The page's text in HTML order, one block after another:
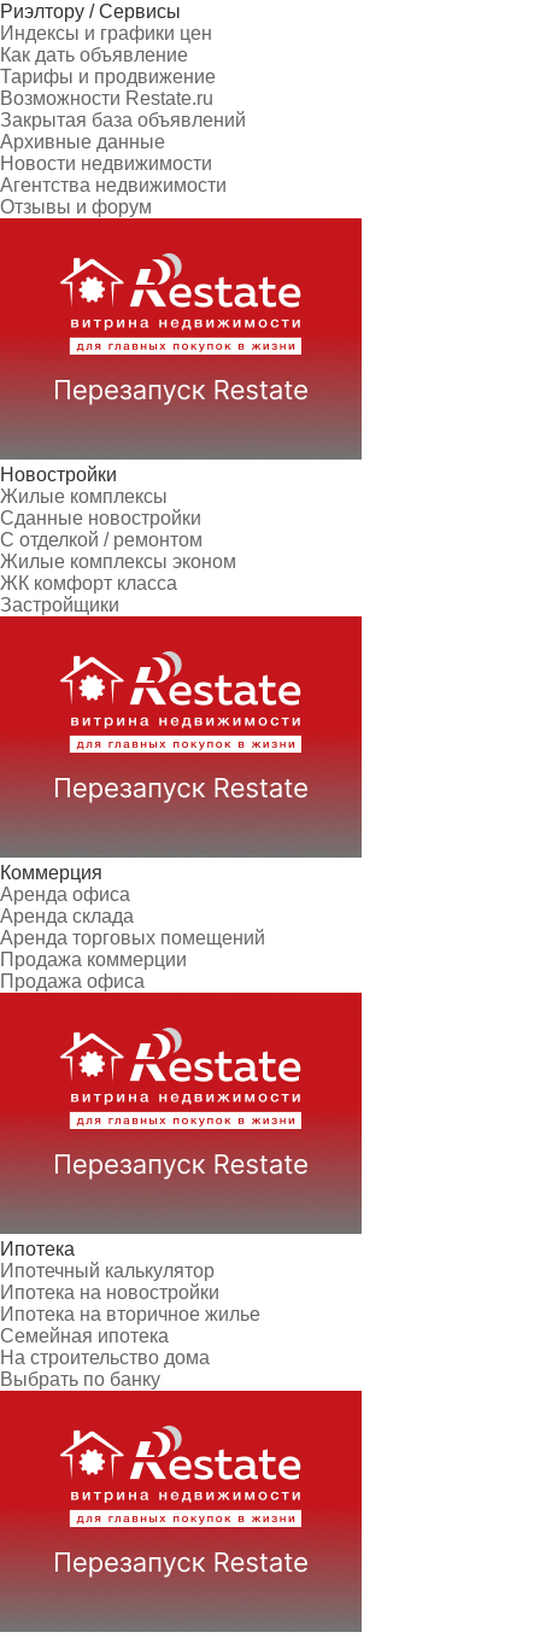
Риэлтору / Сервисы
Индексы и графики цен
Как дать объявление
Тарифы и продвижение
Возможности Restate.ru
Закрытая база объявлений
Архивные данные
Новости недвижимости
Агентства недвижимости
Отзывы и форум
Новостройки
Жилые комплексы
Сданные новостройки
С отделкой / ремонтом
Жилые комплексы эконом
ЖК комфорт класса
Застройщики
Коммерция
Аренда офиса
Аренда склада
Аренда торговых помещений
Продажа коммерции
Продажа офиса
Ипотека
Ипотечный калькулятор
Ипотека на новостройки
Ипотека на вторичное жилье
Семейная ипотека
На строительство дома
Выбрать по банку